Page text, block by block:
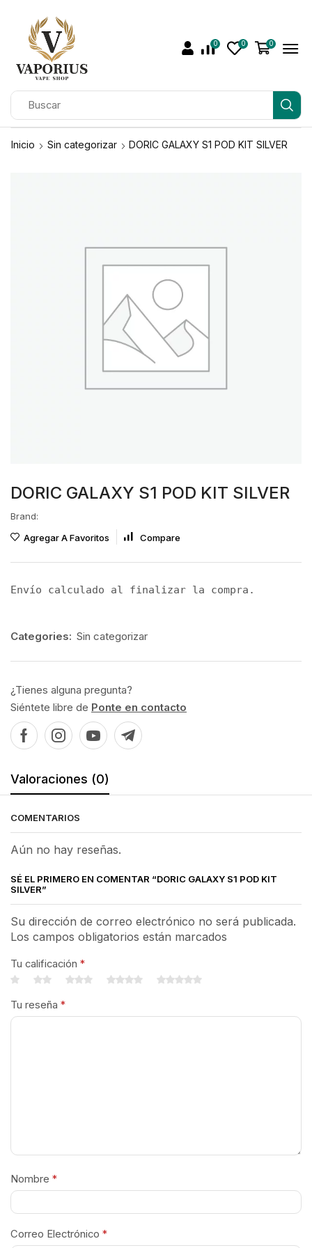
0 0 0
Inicio Sin categorizar DORIC GALAXY S1 POD KIT SILVER
DORIC GALAXY S1 POD KIT SILVER
Brand:
Agregar A Favoritos
Compare
Envío calculado al finalizar la compra.
Categories: Sin categorizar
¿Tienes alguna pregunta?
Siéntete libre de Ponte en contacto
Valoraciones (0)
COMENTARIOS
Aún no hay reseñas.
SÉ EL PRIMERO EN COMENTAR “DORIC GALAXY S1 POD KIT
SILVER”
Su dirección de correo electrónico no será publicada.
Los campos obligatorios están marcados
Tu calificación *
Tu reseña *
Nombre *
Correo Electrónico *